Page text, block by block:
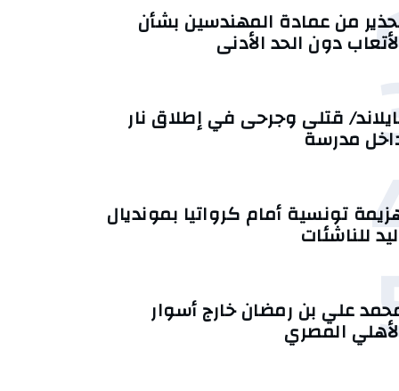
من عمادة المهندسين بشأن
دون الحد الأدنى
قتلى وجرحى في إطلاق نار
مدرسة
تونسية أمام كرواتيا بمونديال
للناشئات
علي بن رمضان خارج أسوار
المصري